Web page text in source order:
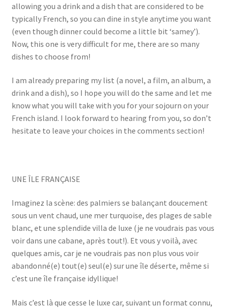
allowing you a drink and a dish that are considered to be
typically French, so you can dine in style anytime you want
(even though dinner could become a little bit ‘samey’).
Now, this one is very difficult for me, there are so many
dishes to choose from!
I am already preparing my list (a novel, a film, an album, a
drink and a dish), so I hope you will do the same and let me
know what you will take with you for your sojourn on your
French island. I look forward to hearing from you, so don’t
hesitate to leave your choices in the comments section!
UNE ÎLE FRANÇAISE
Imaginez la scène: des palmiers se balançant doucement
sous un vent chaud, une mer turquoise, des plages de sable
blanc, et une splendide villa de luxe (je ne voudrais pas vous
voir dans une cabane, après tout!). Et vous y voilà, avec
quelques amis, car je ne voudrais pas non plus vous voir
abandonné(e) tout(e) seul(e) sur une île déserte, même si
c’est une île française idyllique!
Mais c’est là que cesse le luxe car, suivant un format connu,